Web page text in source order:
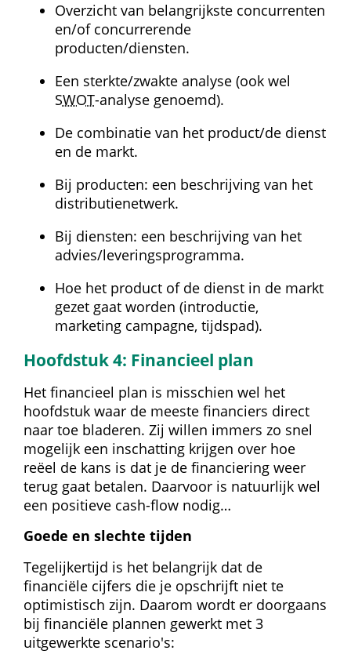
Overzicht van belangrijkste concurrenten
en/of concurrerende
producten/diensten.
Een sterkte/zwakte analyse (ook wel
SWOT-analyse genoemd).
De combinatie van het product/de dienst
en de markt.
Bij producten: een beschrijving van het
distributienetwerk.
Bij diensten: een beschrijving van het
advies/leveringsprogramma.
Hoe het product of de dienst in de markt
gezet gaat worden (introductie,
marketing campagne, tijdspad).
Hoofdstuk 4: Financieel plan
Het financieel plan is misschien wel het
hoofdstuk waar de meeste financiers direct
naar toe bladeren. Zij willen immers zo snel
mogelijk een inschatting krijgen over hoe
reëel de kans is dat je de financiering weer
terug gaat betalen. Daarvoor is natuurlijk wel
een positieve cash-flow nodig…
Goede en slechte tijden
Tegelijkertijd is het belangrijk dat de
financiële cijfers die je opschrijft niet te
optimistisch zijn. Daarom wordt er doorgaans
bij financiële plannen gewerkt met 3
uitgewerkte scenario's: